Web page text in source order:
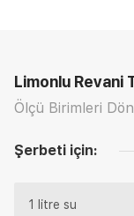
Limonlu Revani
Ölçü Birimleri
Şerbeti için:
1 litre su